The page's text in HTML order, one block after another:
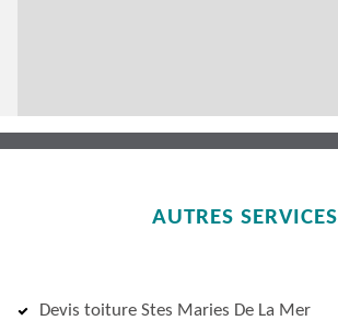
AUTRES SERVICES
Devis toiture Stes Maries De La Mer